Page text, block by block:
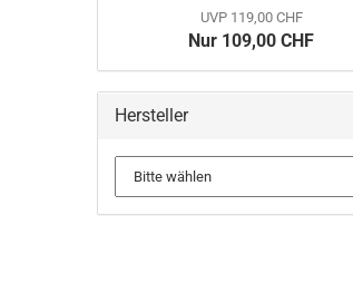
UVP 119,00 CHF
Nur 109,00 CHF
Hersteller